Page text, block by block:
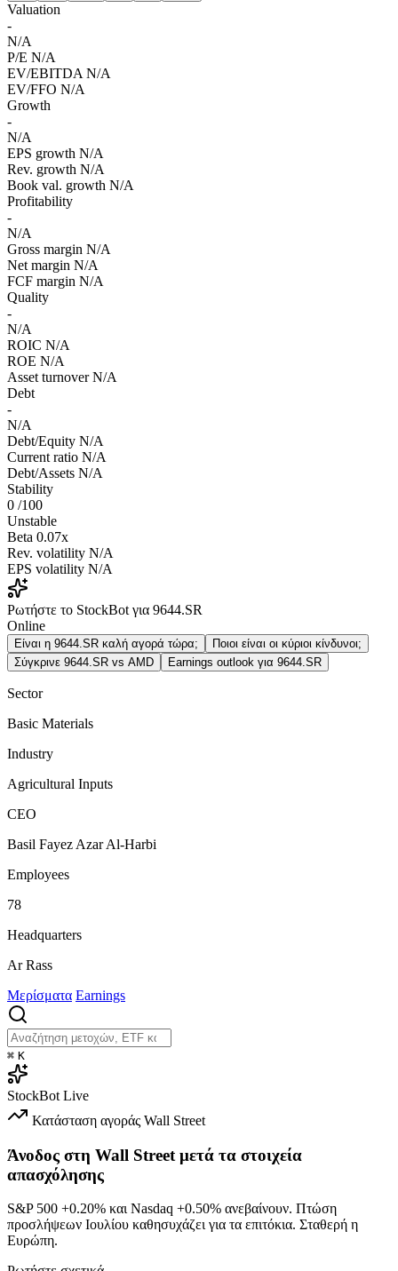
Valuation
-
N/A
P/E N/A
EV/EBITDA N/A
EV/FFO N/A
Growth
-
N/A
EPS growth N/A
Rev. growth N/A
Book val. growth N/A
Profitability
-
N/A
Gross margin N/A
Net margin N/A
FCF margin N/A
Quality
-
N/A
ROIC N/A
ROE N/A
Asset turnover N/A
Debt
-
N/A
Debt/Equity N/A
Current ratio N/A
Debt/Assets N/A
Stability
0 /100
Unstable
Beta 0.07x
Rev. volatility N/A
EPS volatility N/A
Ρωτήστε το StockBot για 9644.SR
Online
Είναι η 9644.SR καλή αγορά τώρα;
Ποιοι είναι οι κύριοι κίνδυνοι;
Σύγκρινε 9644.SR vs AMD
Earnings outlook για 9644.SR
Sector
Basic Materials
Industry
Agricultural Inputs
CEO
Basil Fayez Azar Al-Harbi
Employees
78
Headquarters
Ar Rass
Μερίσματα Earnings
⌘ K
StockBot Live
Κατάσταση αγοράς Wall Street
Άνοδος στη Wall Street μετά τα στοιχεία
απασχόλησης
S&P 500 +0.20% και Nasdaq +0.50% ανεβαίνουν. Πτώση
προσλήψεων Ιουλίου καθησυχάζει για τα επιτόκια. Σταθερή η
Ευρώπη.